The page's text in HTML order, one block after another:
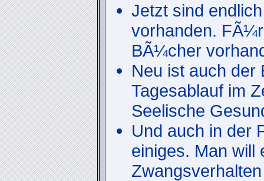
Jetzt sind
vorhanden.
BÃ¼cher
Neu ist auch der
Tagesablauf im
Seelische
Und auch in der
einiges. Man